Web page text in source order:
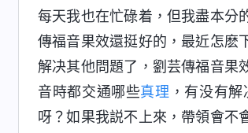
每天我也在忙碌着，但我盡本分
傳福音果效還挺好的，最近怎麽
解决其他問題了，劉芸傳福音果
音時都交通哪些真理 ，有没有
呀？如果我説不上來，帶領會不